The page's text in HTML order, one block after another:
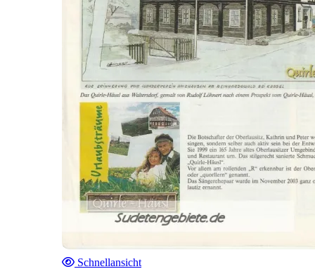
Schnellansicht